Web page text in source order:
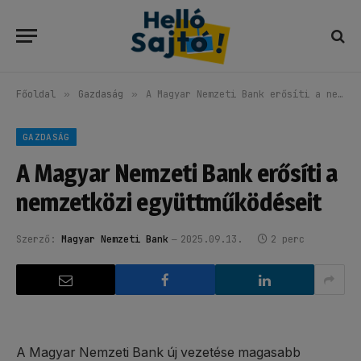
Főoldal » Gazdaság » A Magyar Nemzeti Bank erősíti a nemzetközi együttműködéseit
GAZDASÁG
A Magyar Nemzeti Bank erősíti a
nemzetközi együttműködéseit
Szerző: Magyar Nemzeti Bank 2025.09.13. 2 perc
A Magyar Nemzeti Bank új vezetése magasabb